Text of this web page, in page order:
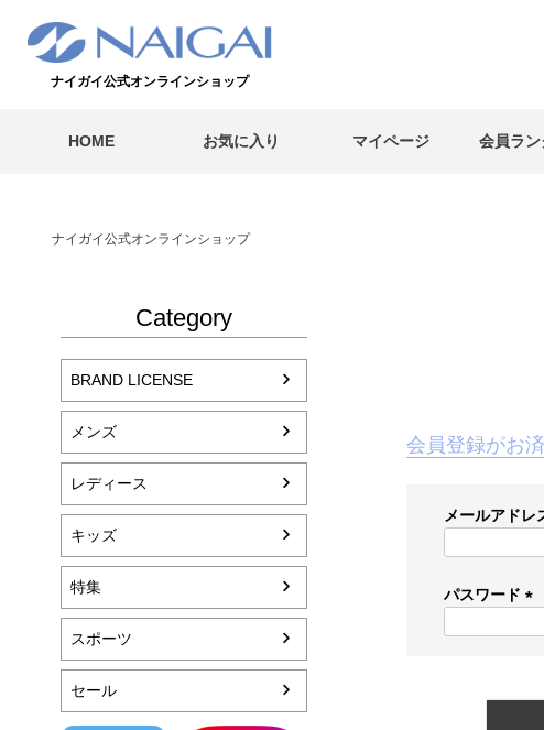
ナイガイ公式オンラインショップ
HOME お気に入り マイページ 会員ラ
ナイガイ公式オンラインショップ
Category
BRAND LICENSE
メンズ
レディース
キッズ
特集
スポーツ
セール
会員登録がお
メールアドレ
パスワード